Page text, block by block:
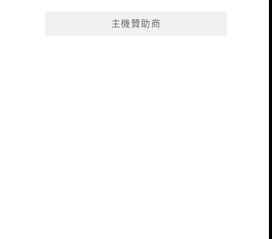
主機贊助商